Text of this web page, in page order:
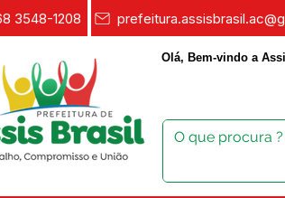
3548-1208
Olá, Bem-vindo a